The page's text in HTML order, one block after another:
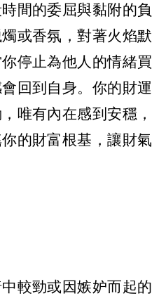
間的委屈與黏附的負
或香氛，對著火焰默
停止為他人的情緒買
回到自身。你的財運
唯有內在感到安穩，
的財富根基，讓財氣
較勁或因嫉妒而起的